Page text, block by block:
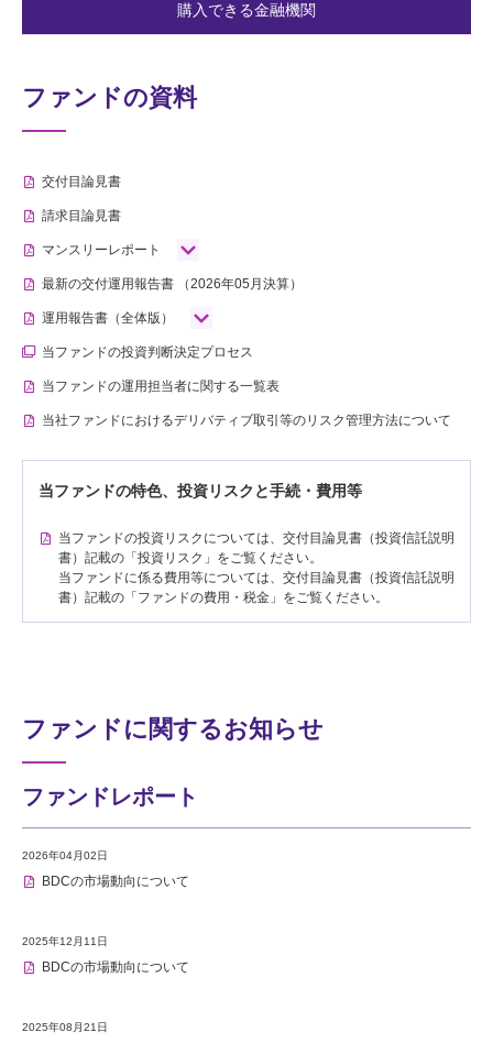
購入できる金融機関
ファンドの資料
交付目論見書
請求目論見書
マンスリーレポート
最新の交付運用報告書 （2026年05月決算）
運用報告書（全体版）
当ファンドの投資判断決定プロセス
当ファンドの運用担当者に関する一覧表
当社ファンドにおけるデリバティブ取引等のリスク管理方法について
当ファンドの特色、投資リスクと手続・費用等
当ファンドの投資リスクについては、交付目論見書（投資信託説明
書）記載の「投資リスク」をご覧ください。
当ファンドに係る費用等については、交付目論見書（投資信託説明
書）記載の「ファンドの費用・税金」をご覧ください。
ファンドに関するお知らせ
ファンドレポート
2026年04月02日
BDCの市場動向について
2025年12月11日
BDCの市場動向について
2025年08月21日